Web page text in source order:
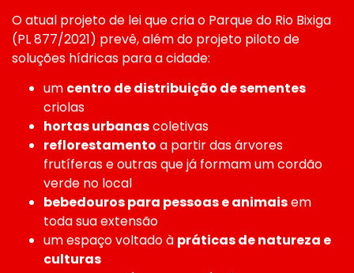
O atual projeto de lei que cria o Parque do Rio Bixiga
(PL 877/2021) prevê, além do projeto piloto de
soluções hídricas para a cidade:
um centro de distribuição de sementes
criolas
hortas urbanascoletivas
reflorestamento a partir das árvores
frutíferas e outras que já formam um cordão
verde no local
bebedouros para pessoas e animaisem
toda sua extensão
um espaço voltado à práticas de natureza e
culturas